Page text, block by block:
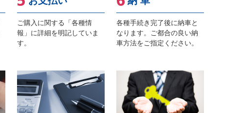
ご購入に関する「各種情
報」に詳細を明記していま
す。
各種手続き完了後に納車と
なります。ご都合の良い納
車方法をご指定ください。